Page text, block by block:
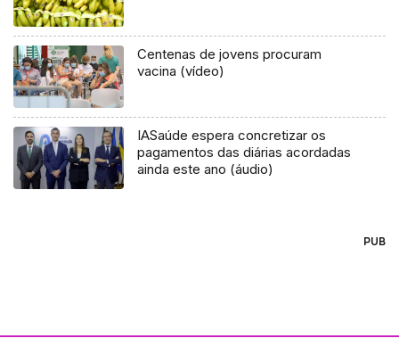
Centenas de jovens procuram
vacina (vídeo)
IASaúde espera concretizar os
pagamentos das diárias acordadas
ainda este ano (áudio)
PUB